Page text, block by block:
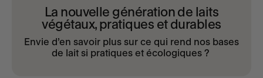
La nouvelle génération de laits
végétaux, pratiques et durables
Envie d’en savoir plus sur ce qui rend nos bases
de lait si pratiques et écologiques ?